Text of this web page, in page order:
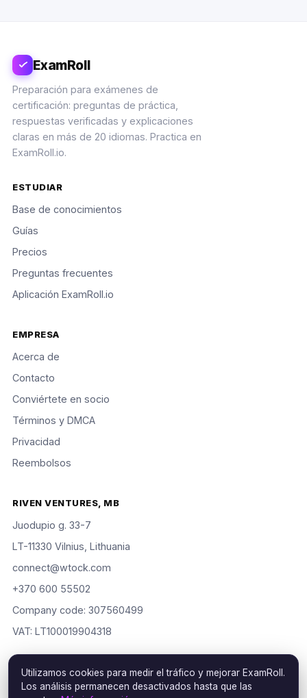
ExamRoll
Preparación para exámenes de
certificación: preguntas de práctica,
respuestas verificadas y explicaciones
claras en más de 20 idiomas. Practica en
ExamRoll.io.
ESTUDIAR
Base de conocimientos
Guías
Precios
Preguntas frecuentes
Aplicación ExamRoll.io
EMPRESA
Acerca de
Contacto
Conviértete en socio
Términos y DMCA
Privacidad
Reembolsos
RIVEN VENTURES, MB
Juodupio g. 33-7
LT-11330 Vilnius, Lithuania
connect@wtock.com
+370 600 55502
Company code: 307560499
VAT: LT100019904318
© 2016–2026 Riven Ventures, MB. Todos los derechos
Utilizamos cookies para medir el tráfico y mejorar ExamRoll.
Los análisis permanecen desactivados hasta que las